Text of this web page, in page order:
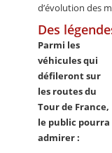
d’évolution des
Des
Parmi les
véhicules qui
défileront sur
les routes du
Tour de France,
le public pourra
admirer :